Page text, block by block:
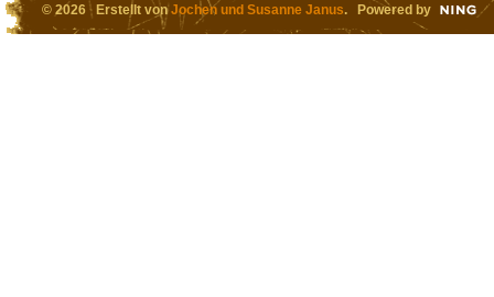
© 2026 Erstellt vonJochen und Susanne Janus. Powered by